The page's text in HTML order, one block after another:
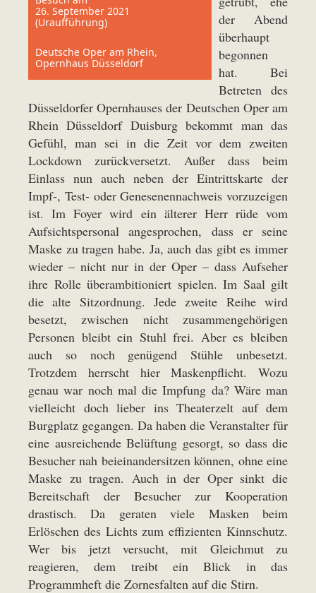
26. September 2021
(Uraufführung)
Deutsche Oper am Rhein,
Opernhaus Düsseldorf
der Abend
überhaupt
begonnen
hat. Bei
Betreten des
Düsseldorfer Opernhauses der Deutschen Oper am
Rhein Düsseldorf Duisburg bekommt man das
Gefühl, man sei in die Zeit vor dem zweiten
Lockdown zurückversetzt. Außer dass beim
Einlass nun auch neben der Eintrittskarte der
Impf-, Test- oder Genesenennachweis vorzuzeigen
ist. Im Foyer wird ein älterer Herr rüde vom
Aufsichtspersonal angesprochen, dass er seine
Maske zu tragen habe. Ja, auch das gibt es immer
wieder – nicht nur in der Oper – dass Aufseher
ihre Rolle überambitioniert spielen. Im Saal gilt
die alte Sitzordnung. Jede zweite Reihe wird
besetzt, zwischen nicht zusammengehörigen
Personen bleibt ein Stuhl frei. Aber es bleiben
auch so noch genügend Stühle unbesetzt.
Trotzdem herrscht hier Maskenpflicht. Wozu
genau war noch mal die Impfung da? Wäre man
vielleicht doch lieber ins Theaterzelt auf dem
Burgplatz gegangen. Da haben die Veranstalter für
eine ausreichende Belüftung gesorgt, so dass die
Besucher nah beieinandersitzen können, ohne eine
Maske zu tragen. Auch in der Oper sinkt die
Bereitschaft der Besucher zur Kooperation
drastisch. Da geraten viele Masken beim
Erlöschen des Lichts zum effizienten Kinnschutz.
Wer bis jetzt versucht, mit Gleichmut zu
reagieren, dem treibt ein Blick in das
Programmheft die Zornesfalten auf die Stirn.